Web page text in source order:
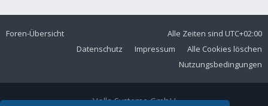
Foren-Übersicht Alle Zeiten sind UTC+02:00
Alle Cookies löschen
Impressum
Datenschutz
Nutzungsbedingungen
Volla Systeme GmbH